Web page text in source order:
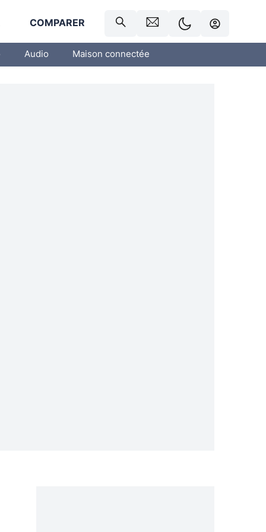
COMPARER
Audio Maison connectée